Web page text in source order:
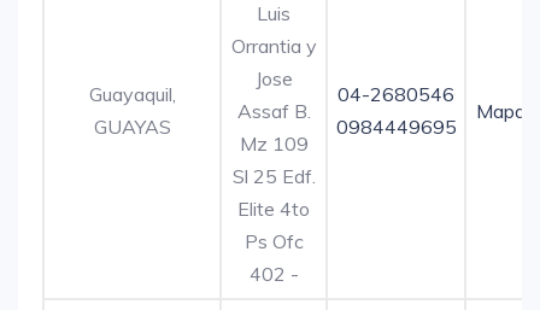
Guayaquil,
GUAYAS
Luis
Orrantia y
Jose
Assaf B.
Mz 109
Sl 25 Edf.
Elite 4to
Ps Ofc
402 -
04-2680546
0984449695
Mapa